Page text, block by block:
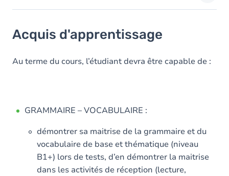
Objectifs
Contenu
Acquis d'apprentissage
Au terme du cours, l’étudiant devra être capable de :
GRAMMAIRE – VOCABULAIRE :
démontrer sa maitrise de la grammaire et du
vocabulaire de base et thématique (niveau
B1+) lors de tests, d’en démontrer la maitrise
dans les activités de réception (lecture,